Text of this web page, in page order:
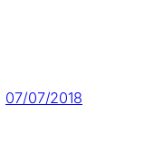
07/07/2018